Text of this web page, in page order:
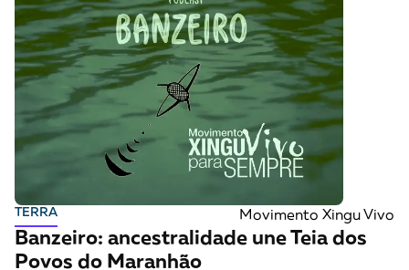
TERRA Movimento Xingu Vivo
Banzeiro: ancestralidade une Teia dos
Povos do Maranhão